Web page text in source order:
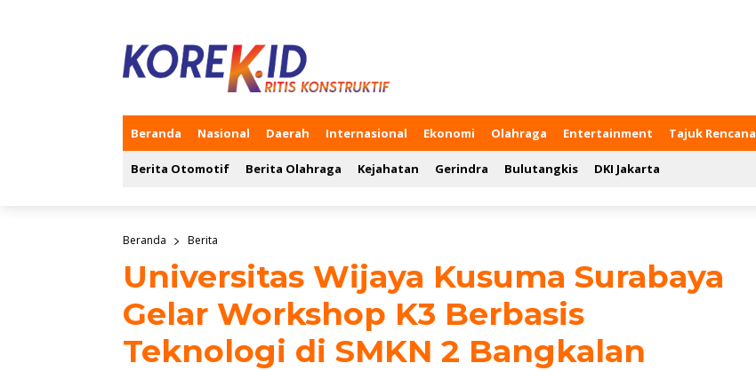
Beranda Nasional Daerah Internasional Ekonomi Olahraga Entertainment Tajuk Rencana
Berita Otomotif Berita Olahraga Kejahatan Gerindra Bulutangkis DKI Jakarta
Beranda Berita
Universitas Wijaya Kusuma Surabaya
Gelar Workshop K3 Berbasis
Teknologi di SMKN 2 Bangkalan